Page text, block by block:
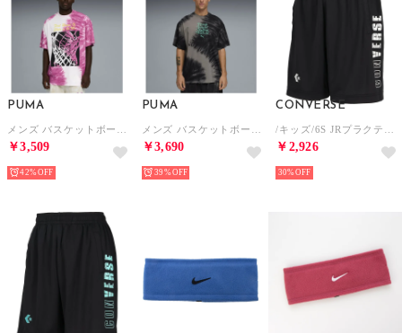
PUMA
￥3,509
42%
PUMA
￥3,690
39%
CONVERSE
￥2,926
30%